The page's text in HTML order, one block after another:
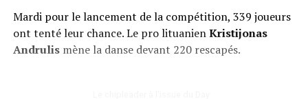
Mardi pour le lancement de la compétition, 339 joueurs
ont tenté leur chance. Le pro lituanienKristijonas
Andrulismène la danse devant 220 rescapés.